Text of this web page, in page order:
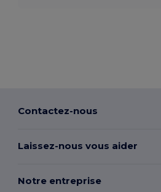
Contactez-nous
Laissez-nous vous aider
Notre entreprise